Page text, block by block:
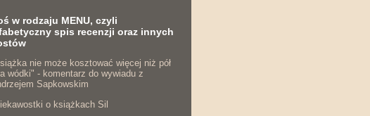
w rodzaju MENU, czyli
spis recenzji oraz innych
nie może kosztować więcej niż pół
wódki" - komentarz do wywiadu z
Sapkowskim
o książkach Sil